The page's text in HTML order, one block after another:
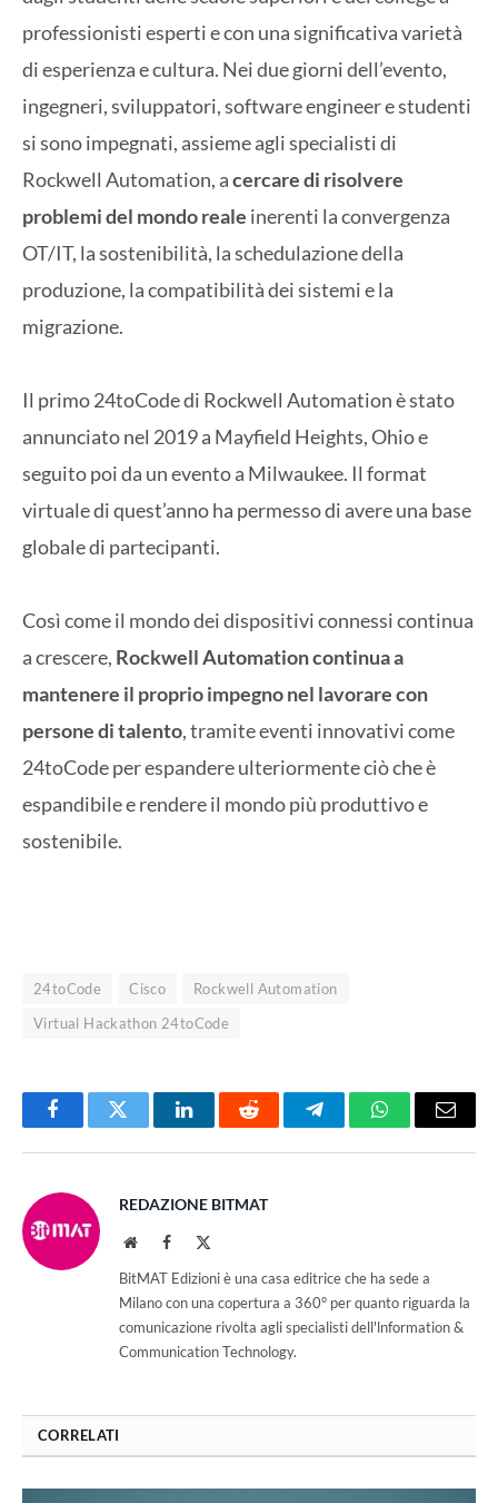
professionisti esperti e con una significativa varietà
di esperienza e cultura. Nei due giorni dell’evento,
ingegneri, sviluppatori, software engineer e studenti
si sono impegnati, assieme agli specialisti di
Rockwell Automation, acercare di risolvere
problemi del mondo reale inerenti la convergenza
OT/IT, la sostenibilità, la schedulazione della
produzione, la compatibilità dei sistemi e la
migrazione.
Il primo 24toCode di Rockwell Automation è stato
annunciato nel 2019 a Mayfield Heights, Ohio e
seguito poi da un evento a Milwaukee. Il format
virtuale di quest’anno ha permesso di avere una base
globale di partecipanti.
Così come il mondo dei dispositivi connessi continua
a crescere, Rockwell Automation continua a
mantenere il proprio impegno nel lavorare con
persone di talento, tramite eventi innovativi come
24toCode per espandere ulteriormente ciò che è
espandibile e rendere il mondo più produttivo e
sostenibile.
24toCode Cisco
Rockwell Automation
Virtual Hackathon 24toCode
FacebookTwitter LinkedInReddit TelegramWhatsAppEmail
REDAZIONE BITMAT
WebsiteFacebook
BitMAT Edizioni è una casa editrice che ha sede a
Milano con una copertura a 360° per quanto riguarda la
comunicazione rivolta agli specialisti dell'lnformation &
Communication Technology.
CORRELATI